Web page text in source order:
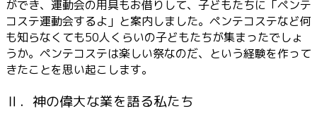
ができ、運動会の用具もお借りして、子どもたちに「ペンテ
コステ運動会するよ」と案内しました。ペンテコステなど何
も知らなくても50人くらいの子どもたちが集まったでしょ
うか。ペンテコステは楽しい祭なのだ、という経験を作って
きたことを思い起こします。
Ⅱ．神の偉大な業を語る私たち